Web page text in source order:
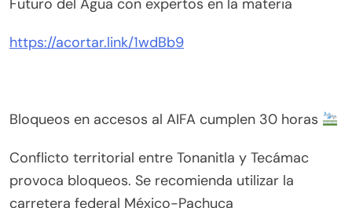
Futuro del Agua con expertos en la materia
https://acortar.link/1wdBb9
Bloqueos en accesos al AIFA cumplen 30 horas
Conflicto territorial entre Tonanitla y Tecámac
provoca bloqueos. Se recomienda utilizar la
carretera federal México-Pachuca